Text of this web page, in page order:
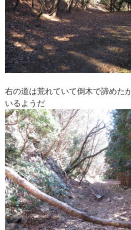
右の道は荒れていて倒木で諦めた
いるようだ